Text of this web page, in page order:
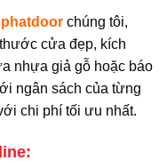
chúng tôi,
cửa đẹp, kích
nhựa giả gỗ hoặc báo
ngân sách của từng
chi phí tối ưu nhất.